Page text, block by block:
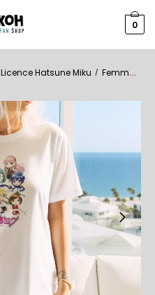
0
Licence Hatsune Miku / Femmes